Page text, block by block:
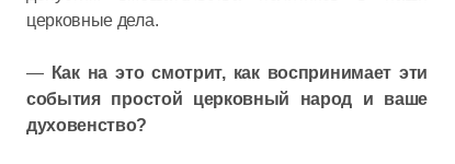
церковные дела.
— Как на это смотрит, как воспринимает эти
события простой церковный народ и ваше
духовенство?